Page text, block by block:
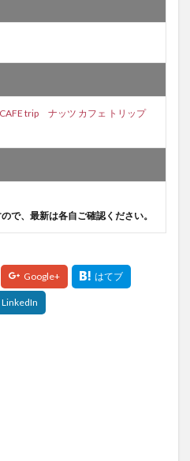
trip ナッツ カフェ トリップ
で、最新は各自ご確認ください。